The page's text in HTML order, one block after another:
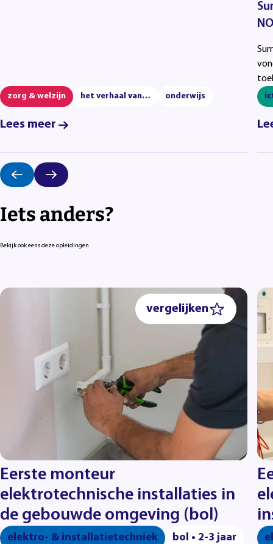
zorg & welzijn het verhaal van… onderwijs
Lees meer
Iets anders?
Bekijk ook eens deze opleidingen
vergelijken
Eerste monteur
elektrotechnische installaties in
de gebouwde omgeving (bol)
elektro- & installatietechniek
bol • 2-3 jaar